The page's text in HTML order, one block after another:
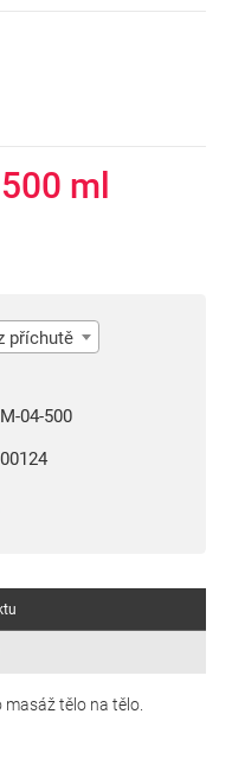
ml
příchutě
04-500
tělo na tělo.